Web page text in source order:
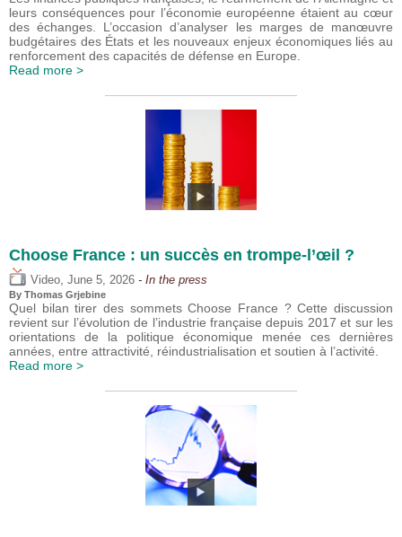
leurs conséquences pour l’économie européenne étaient au cœur
des échanges. L’occasion d’analyser les marges de manœuvre
budgétaires des États et les nouveaux enjeux économiques liés au
renforcement des capacités de défense en Europe.
Read more >
Choose France : un succès en trompe-l’œil ?
Video June 5, 2026 - In the press
By Thomas Grjebine
Quel bilan tirer des sommets Choose France ? Cette discussion
revient sur l’évolution de l’industrie française depuis 2017 et sur les
orientations de la politique économique menée ces dernières
années, entre attractivité, réindustrialisation et soutien à l’activité.
Read more >